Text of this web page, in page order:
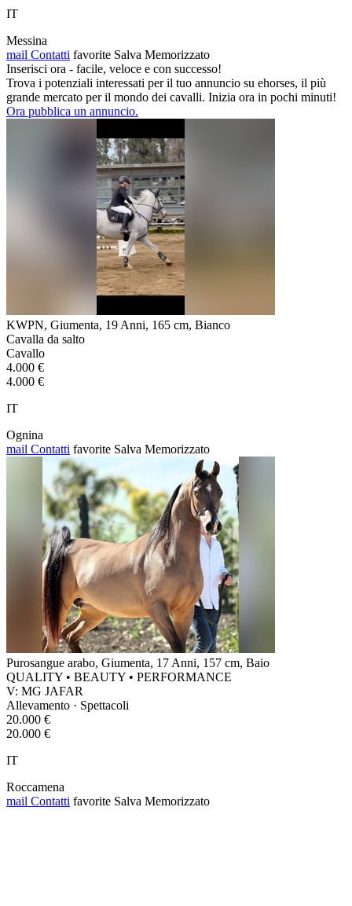
IT
Messina
mail Contatti favorite Salva Memorizzato
Inserisci ora - facile, veloce e con successo!
Trova i potenziali interessati per il tuo annuncio su ehorses, il più
grande mercato per il mondo dei cavalli. Inizia ora in pochi minuti!
Ora pubblica un annuncio.
KWPN, Giumenta, 19 Anni, 165 cm, Bianco
Cavalla da salto
Cavallo
4.000 €
4.000 €
IT
Ognina
mail Contatti favorite Salva Memorizzato
Purosangue arabo, Giumenta, 17 Anni, 157 cm, Baio
QUALITY • BEAUTY • PERFORMANCE
V: MG JAFAR
Allevamento · Spettacoli
20.000 €
20.000 €
IT
Roccamena
mail Contatti favorite Salva Memorizzato